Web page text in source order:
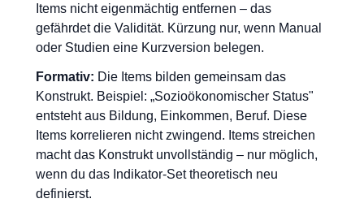
Items nicht eigenmächtig entfernen – das
gefährdet die Validität. Kürzung nur, wenn Manual
oder Studien eine Kurzversion belegen.
Formativ: Die Items bilden gemeinsam das
Konstrukt. Beispiel: „Sozioökonomischer Status"
entsteht aus Bildung, Einkommen, Beruf. Diese
Items korrelieren nicht zwingend. Items streichen
macht das Konstrukt unvollständig – nur möglich,
wenn du das Indikator-Set theoretisch neu
definierst.